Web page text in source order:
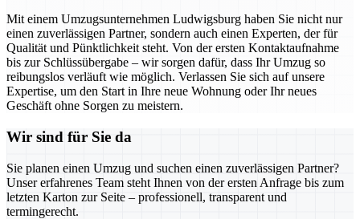
Mit einem Umzugsunternehmen Ludwigsburg haben Sie nicht nur
einen zuverlässigen Partner, sondern auch einen Experten, der für
Qualität und Pünktlichkeit steht. Von der ersten Kontaktaufnahme
bis zur Schlüssübergabe – wir sorgen dafür, dass Ihr Umzug so
reibungslos verläuft wie möglich. Verlassen Sie sich auf unsere
Expertise, um den Start in Ihre neue Wohnung oder Ihr neues
Geschäft ohne Sorgen zu meistern.
Wir sind für Sie da
Sie planen einen Umzug und suchen einen zuverlässigen Partner?
Unser erfahrenes Team steht Ihnen von der ersten Anfrage bis zum
letzten Karton zur Seite – professionell, transparent und
termingerecht.